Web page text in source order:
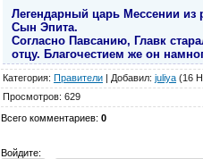
Легендарный царь Мессении
Сын Эпита.
Согласно Павсанию, Главк
отцу. Благочестием же он
Категория: Правители | Добавил: juliya (16
Просмотров: 629
Всего комментариев: 0
Войдите: